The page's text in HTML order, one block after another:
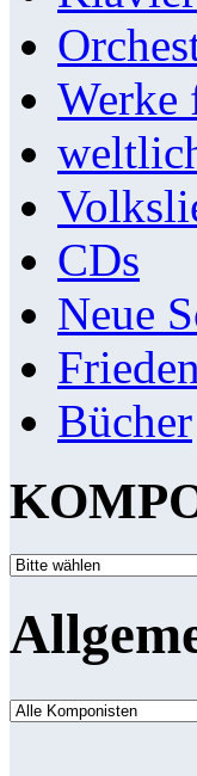
Werke
CDs
Neue
Frieden
Bücher